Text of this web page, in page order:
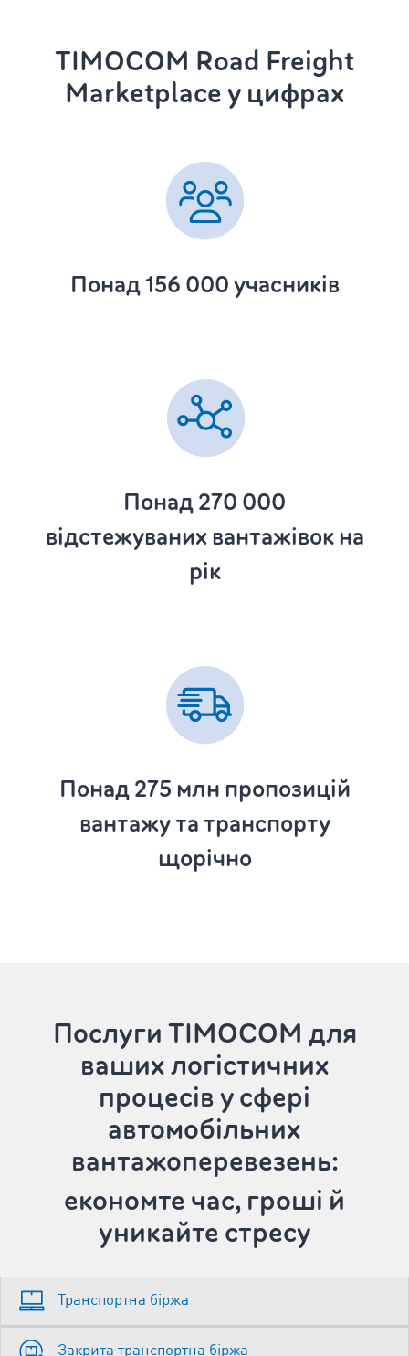
TIMOCOM Road Freight
Marketplace у цифрах
Понад 156 000 учасників
Понад 270 000
відстежуваних вантажівок на
рік
Понад 275 млн пропозицій
вантажу та транспорту
щорічно
Послуги TIMOCOM для
ваших логістичних
процесів у сфері
автомобільних
вантажоперевезень:
економте час, гроші й
уникайте стресу
Транспортна біржа
Закрита транспортна біржа